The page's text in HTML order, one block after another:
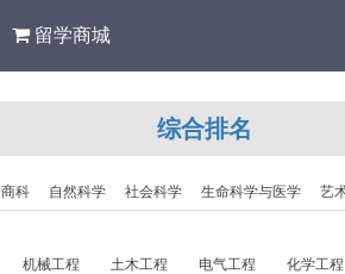
留学商城
综合排名
商科 自然科学 社会科学 生命科学与医学 艺
机械工程 土木工程 电气工程 化学工程